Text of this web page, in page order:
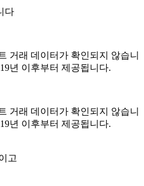
다
거래 데이터가 확인되지 않습니
년 이후부터 제공됩니다.
거래 데이터가 확인되지 않습니
년 이후부터 제공됩니다.
고